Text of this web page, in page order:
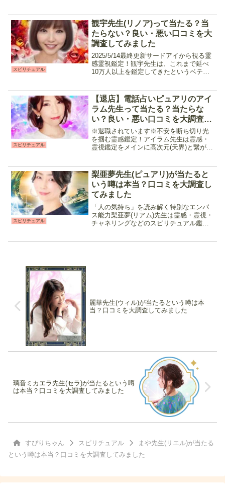
言った複雑な恋愛に関しての鑑定に定評
があり、ス...
スピリチュアル
観宇先生(リノア)って当たる？当
たらない？良い・悪い口コミを大
調査してみました
2025/5/14最終更新サードアイから視る霊
感霊視鑑定！観宇先生は、これまで延べ
10万人以上を鑑定してきたというベテラ
でくまなく鑑定してくれます。話しやす
く、現状がよ...
スピリチュアル
【退店】電話占いピュアリのアイ
ラム先生って当たる？当たらな
い？良い・悪い口コミを大調査し
てみました
※退職されています※不安を断ち切り光
を掴む霊感鑑定！アイラム先生は霊感・
霊視鑑定をメインに高次元(天界)と繋がり
く、相談している途中で進展した、言わ
れた時期に相手からリア...
スピリチュアル
梨亜夢先生(ピュアリ)が当たると
いう噂は本当？口コミを大調査し
てみました
「人の気持ち」を読み解く特別なエンパ
ス能力梨亜夢(リアム)先生は霊感・霊視・
チャネリングなどのスピリチュアル鑑定
麗華先生(ウィル)が当たるという噂は本
当？口コミを大調査してみました
璃音ミカエラ先生(セラ)が当たるという噂
は本当？口コミを大調査してみました
すぴりちゃん スピリチュアル
まや先生(リエル)が当たる
という噂は本当？口コミを大調査してみました